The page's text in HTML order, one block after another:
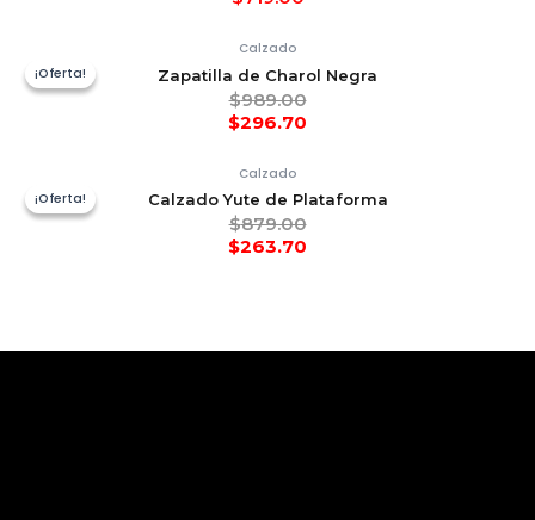
¡Oferta!
¡Oferta!
Calzado
Zapatilla de Charol Negra
$989.00
$296.70
¡Oferta!
¡Oferta!
Calzado
Calzado Yute de Plataforma
$879.00
$263.70